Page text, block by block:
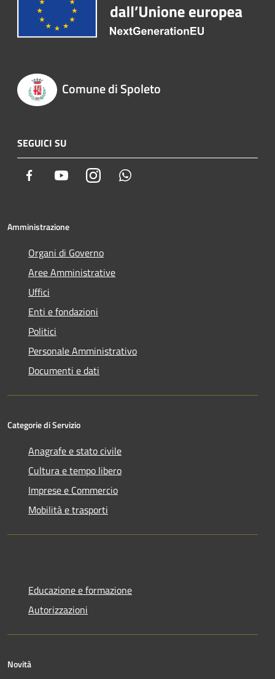
Comune di Spoleto
SEGUICI SU
Facebook YoutubeInstagram
Amministrazione
Organi di Governo
Aree Amministrative
Uffici
Enti e fondazioni
Politici
Personale Amministrativo
Documenti e dati
Categorie di Servizio
Anagrafe e stato civile
Cultura e tempo libero
Imprese e Commercio
Mobilità e trasporti
Educazione e formazione
Autorizzazioni
Novità